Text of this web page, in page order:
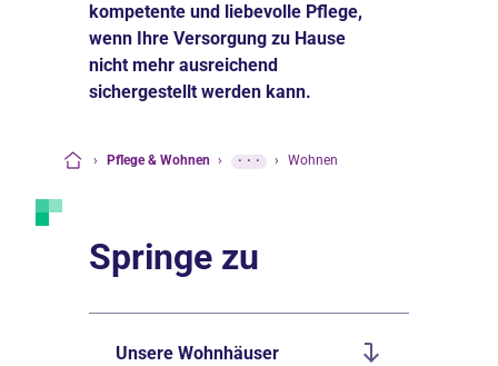
kompetente und liebevolle Pflege,
wenn Ihre Versorgung zu Hause
nicht mehr ausreichend
sichergestellt werden kann.
› Pflege & Wohnen › ··· › Wohnen
Springe zu
Unsere Wohnhäuser